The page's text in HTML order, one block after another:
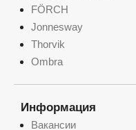
FÖRCH
Jonnesway
Thorvik
Ombra
Информация
Вакансии